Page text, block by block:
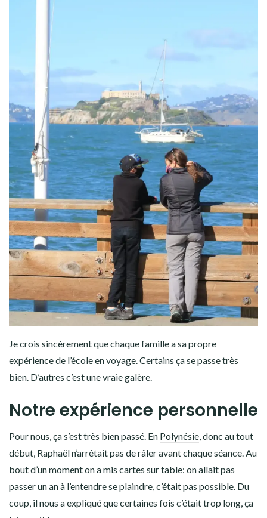
Je crois sincèrement que chaque famille a sa propre
expérience de l’école en voyage. Certains ça se passe très
bien. D’autres c’est une vraie galère.
Notre expérience personnelle
Pour nous, ça s’est très bien passé. En Polynésie, donc au tout
début, Raphaël n’arrêtait pas de râler avant chaque séance. Au
bout d’un moment on a mis cartes sur table: on allait pas
passer un an à l’entendre se plaindre, c’était pas possible. Du
coup, il nous a expliqué que certaines fois c’était trop long, ça